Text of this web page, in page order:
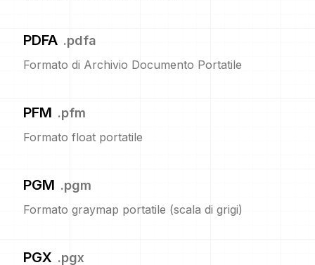
PDFA .pdfa
Formato di Archivio Documento Portatile
PFM .pfm
Formato float portatile
PGM .pgm
Formato graymap portatile (scala di grigi)
PGX .pgx